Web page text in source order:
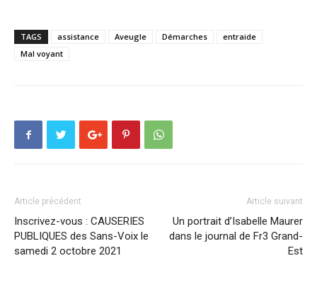
TAGS assistance Aveugle Démarches
entraide
Mal voyant
Article précédent
Inscrivez-vous : CAUSERIES
PUBLIQUES des Sans-Voix le
samedi 2 octobre 2021
Article suivant
Un portrait d’Isabelle Maurer
dans le journal de Fr3 Grand-
Est